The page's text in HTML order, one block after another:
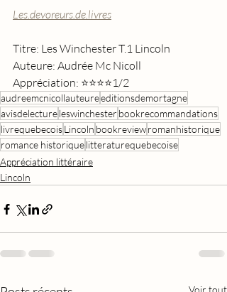
Les.devoreurs.de.livres
Titre: Les Winchester T.1 Lincoln
Auteure: Audrée Mc Nicoll
Appréciation: ⭐⭐⭐⭐1/2
audreemcnicollauteureeditionsdemortagne
avisdelectureleswinchester bookrecommandations
livrequebecoisLincoln bookreviewromanhistorique
romance historiquelitteraturequebecoise
Appréciation littéraire
Lincoln
Voir tout